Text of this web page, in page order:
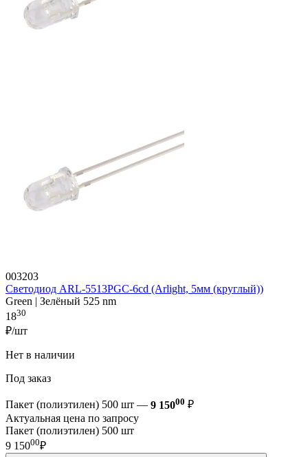
003203
Светодиод ARL-5513PGC-6cd (Arlight, 5мм (круглый))
Green | Зелёный 525 nm
1830
₽/шт
Нет в наличии
Под заказ
Пакет (полиэтилен) 500 шт — 9 15000 ₽
Актуальная цена по запросу
Пакет (полиэтилен) 500 шт
9 15000₽